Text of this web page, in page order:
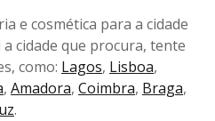
e cosmética para a cidade
cidade que procura, tente
como: Lagos, Lisboa,
, Amadora, Coimbra, Braga,
.